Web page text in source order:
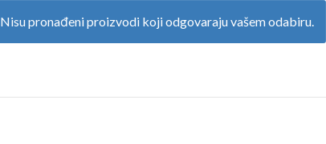
Nisu pronađeni proizvodi koji odgovaraju vašem odabiru.